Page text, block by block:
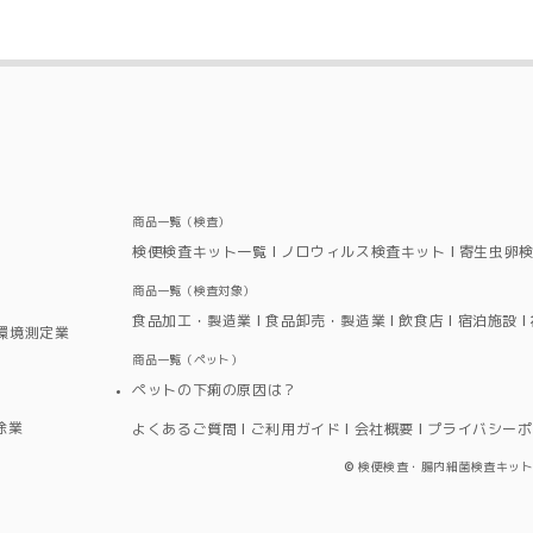
境測定業
業
商品一覧（検査）
検便検査キット一覧 ノロウィルス検査キット 寄生虫卵
商品一覧（検査対象）
食品加工・製造業 食品卸売・製造業 飲食店 宿泊施設
商品一覧（ペット）
ペットの下痢の原因は？
よくあるご質問
ご利用ガイド 会社概要 プライバシー
©検便検査・腸内細菌検査キ